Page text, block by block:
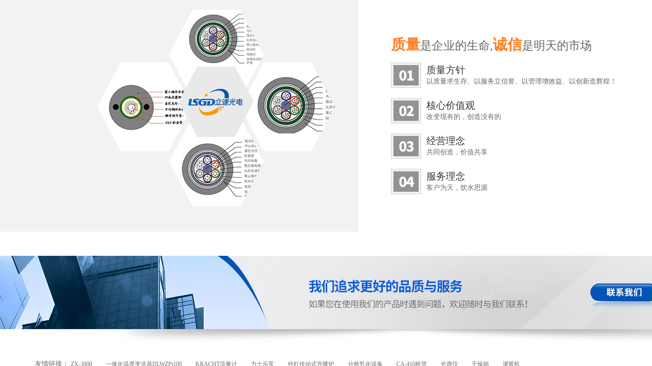
质量是企业的生命,诚信是明天的市场
质量方针
以质量求生存、以服务立信誉、以管理增效益、以创新造辉煌！
核心价值观
改变现有的，创造没有的
经营理念
共同创造，价值共享
服务理念
客户为天，饮水思源
友情链接： ZX-3000 一体化温度变送器DLWZPt100 KRACHT流量计 力士乐泵 丝杠传动式升降炉 分散乳化设备 CA-410租赁 光谱仪 干燥箱 灌胶机